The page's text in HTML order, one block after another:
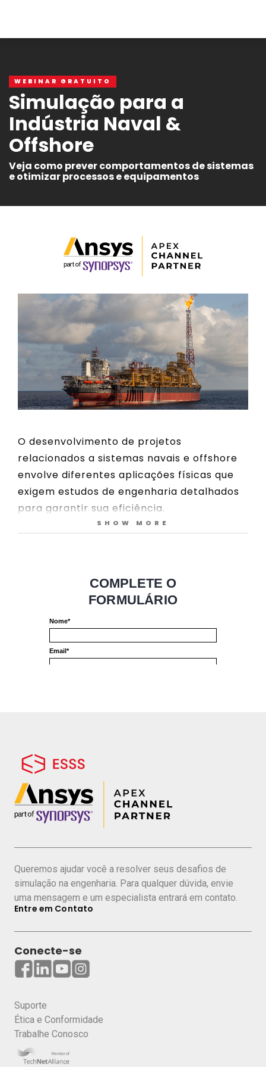
WEBINAR GRATUITO
Simulação para a
Indústria Naval &
Offshore
Veja como prever comportamentos de sistemas
e otimizar processos e equipamentos
O desenvolvimento de projetos
relacionados a sistemas navais e offshore
envolve diferentes aplicações físicas que
exigem estudos de engenharia detalhados
para garantir sua eficiência.
Ferramentas computacionais são um
maximizando a eficiência, em termos de
qualidade de resposta e minimizando o
tempo e o custo envolvidos.
Neste webinar, vveja como a simulação
numérica pode ser usada pelos
TEMAS:
Simulação numérica para a indústria
marítima e offshore
Avaliação estática e dinâmica de
estruturas navais
Fadiga em equipamentos offshore
Estudo de impacto de ondas, sloshing e
embarque de água
Análise de sistemas de propulsão
Hidrodinâmica de embarcações e
sistemas de amarras
posicionamento de antenas
APRESENTADORES:
SHOW MORE
Queremos ajudar você a resolver seus desafios de
simulação na engenharia. Para qualquer dúvida, envie
uma mensagem e um especialista entrará em contato.
Entre em Contato
Conecte-se
Suporte
Ética e Conformidade
Trabalhe Conosco